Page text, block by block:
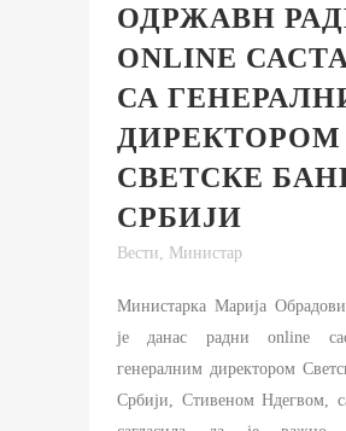
ОДРЖАВН
ONLINE
СА
ДИРЕКТОРОМ
СВЕТСКЕ
СРБИЈИ
Вести Министар
Министарка Марија
је данас радни online
генералним директором
Србији, Стивеном Ндегвом,